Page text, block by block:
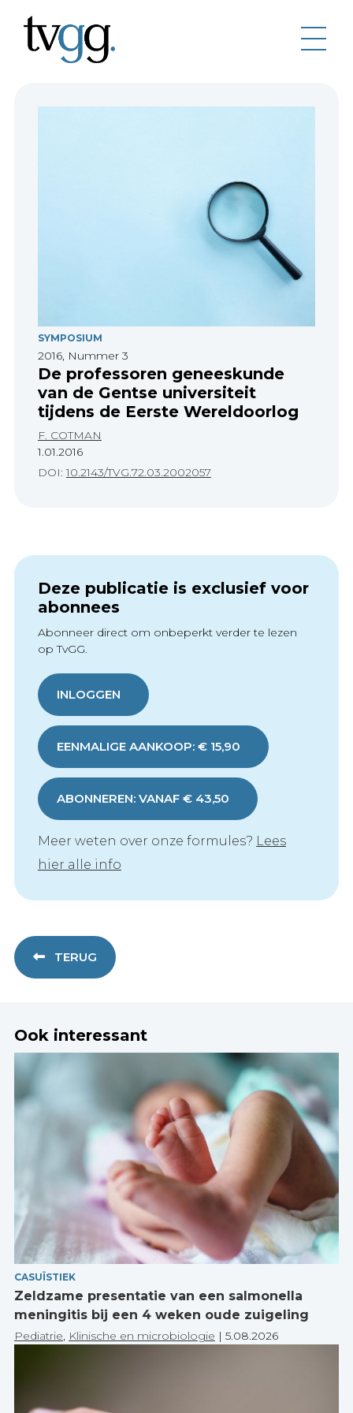
SYMPOSIUM
2016, Nummer 3
De professoren geneeskunde
van de Gentse universiteit
tijdens de Eerste Wereldoorlog
F. COTMAN
1.01.2016
DOI:10.2143/TVG.72.03.2002057
Deze publicatie is exclusief voor
abonnees
Abonneer direct om onbeperkt verder te lezen
op TvGG.
INLOGGEN
EENMALIGE AANKOOP: € 15,90
ABONNEREN: VANAF € 43,50
Meer weten over onze formules? Lees
hier alle info
TERUG
Ook interessant
CASUÏSTIEK
Zeldzame presentatie van een salmonella
meningitis bij een 4 weken oude zuigeling
Pediatrie, Klinische en microbiologie | 5.08.2026